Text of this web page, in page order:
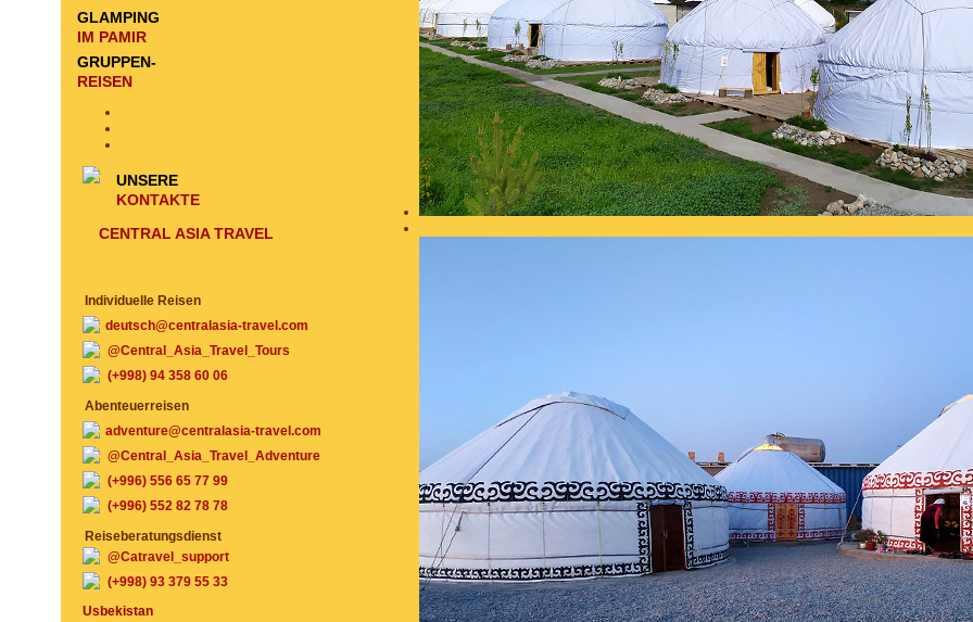
GLAMPING
IM PAMIR
GRUPPEN-
REISEN
UNSERE
KONTAKTE
CENTRAL ASIA TRAVEL
Individuelle Reisen
deutsch@centralasia-travel.com
@Central_Asia_Travel_Tours
(+998) 94 358 60 06
Abenteuerreisen
adventure@centralasia-travel.com
@Central_Asia_Travel_Adventure
(+996) 556 65 77 99
(+996) 552 82 78 78
Reiseberatungsdienst
@Catravel_support
(+998) 93 379 55 33
Usbekistan